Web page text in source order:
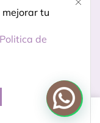
mejorar tu
Politica de